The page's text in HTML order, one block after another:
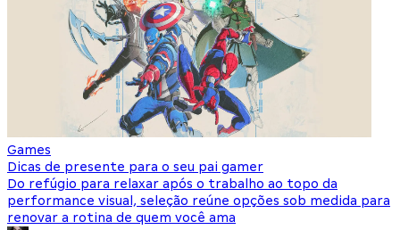
Games
Dicas de presente para o seu pai gamer
Do refúgio para relaxar após o trabalho ao topo da
performance visual, seleção reúne opções sob medida para
renovar a rotina de quem você ama